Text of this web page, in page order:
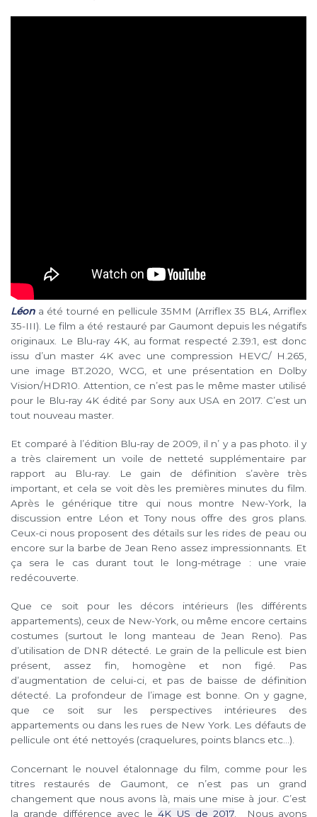
Léon a été tourné en pellicule 35MM (Arriflex 35 BL4, Arriflex
35-III). Le film a été restauré par Gaumont depuis les négatifs
originaux. Le Blu-ray 4K, au format respecté 2.39:1, est donc
issu d’un master 4K avec une compression HEVC/ H.265,
une image BT.2020, WCG, et une présentation en Dolby
Vision/HDR10. Attention, ce n’est pas le même master utilisé
pour le Blu-ray 4K édité par Sony aux USA en 2017. C’est un
tout nouveau master.
Et comparé à l’édition Blu-ray de 2009, il n’ y a pas photo. il y
a très clairement un voile de netteté supplémentaire par
rapport au Blu-ray. Le gain de définition s’avère très
important, et cela se voit dès les premières minutes du film.
Après le générique titre qui nous montre New-York, la
discussion entre Léon et Tony nous offre des gros plans.
Ceux-ci nous proposent des détails sur les rides de peau ou
encore sur la barbe de Jean Reno assez impressionnants. Et
ça sera le cas durant tout le long-métrage : une vraie
redécouverte.
Que ce soit pour les décors intérieurs (les différents
appartements), ceux de New-York, ou même encore certains
costumes (surtout le long manteau de Jean Reno). Pas
d’utilisation de DNR détecté. Le grain de la pellicule est bien
présent, assez fin, homogène et non figé. Pas
d’augmentation de celui-ci, et pas de baisse de définition
détecté. La profondeur de l’image est bonne. On y gagne,
que ce soit sur les perspectives intérieures des
appartements ou dans les rues de New York. Les défauts de
pellicule ont été nettoyés (craquelures, points blancs etc…).
Concernant le nouvel étalonnage du film, comme pour les
titres restaurés de Gaumont, ce n’est pas un grand
changement que nous avons là, mais une mise à jour. C’est
la grande différence avec le4K US de 2017 . Nous avons